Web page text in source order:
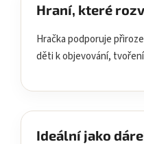
Hraní, které
Hračka podporuje
děti k objevování,
Ideální jako